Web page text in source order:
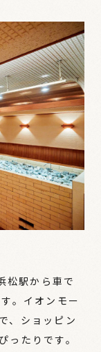
松駅から車で
。イオンモー
、ショッピン
ったりです。